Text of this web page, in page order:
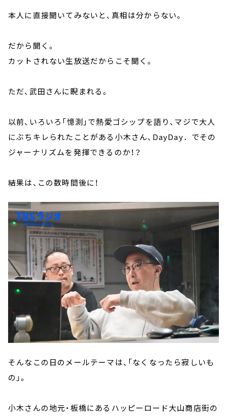
本人に直接聞いてみないと、真相は分からない。
だから聞く。
カットされない生放送だからこそ聞く。
ただ、武田さんに睨まれる。
以前、いろいろ「憶測」で熱愛ゴシップを語り、マジで大人
にぶちキレられたことがある小木さん、DayDay．でその
ジャーナリズムを発揮できるのか！？
結果は、この数時間後に！
そんなこの日のメールテーマは、「なくなったら寂しいも
の」。
小木さんの地元・板橋にあるハッピーロード大山商店街の